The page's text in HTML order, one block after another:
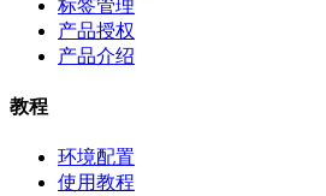
标签管理
产品授权
产品介绍
教程
环境配置
使用教程